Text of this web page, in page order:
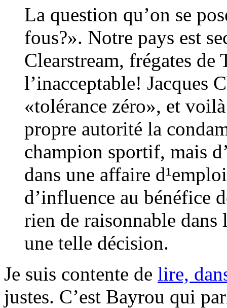
La question qu’on se
fous?». Notre pays est
Clearstream, frégates de
l’inacceptable! Jacques
«tolérance zéro», et
propre autorité la
champion sportif, mais
dans une affaire
d’influence au bénéfice
rien de raisonnable
une telle décision.
Je suis contente de lire,
justes. C’est Bayrou qui